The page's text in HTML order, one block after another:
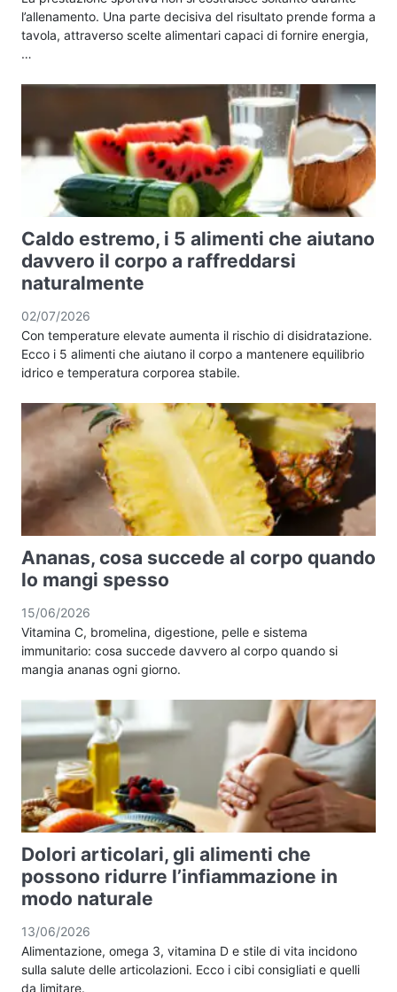
l’allenamento. Una parte decisiva del risultato prende forma a
tavola, attraverso scelte alimentari capaci di fornire energia,
…
Caldo estremo, i 5 alimenti che aiutano
davvero il corpo a raffreddarsi
naturalmente
02/07/2026
Con temperature elevate aumenta il rischio di disidratazione.
Ecco i 5 alimenti che aiutano il corpo a mantenere equilibrio
idrico e temperatura corporea stabile.
Ananas, cosa succede al corpo quando
lo mangi spesso
15/06/2026
Vitamina C, bromelina, digestione, pelle e sistema
immunitario: cosa succede davvero al corpo quando si
mangia ananas ogni giorno.
Dolori articolari, gli alimenti che
possono ridurre l’infiammazione in
modo naturale
13/06/2026
Alimentazione, omega 3, vitamina D e stile di vita incidono
sulla salute delle articolazioni. Ecco i cibi consigliati e quelli
da limitare.